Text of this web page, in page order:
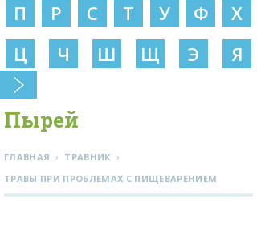
П
Р С Т У Ф
Х
Ц
Ч Ш Щ Э Я
Пырей
ГЛАВНАЯ › ТРАВНИК ›
ТРАВЫ ПРИ ПРОБЛЕМАХ С ПИЩЕВАРЕНИЕМ